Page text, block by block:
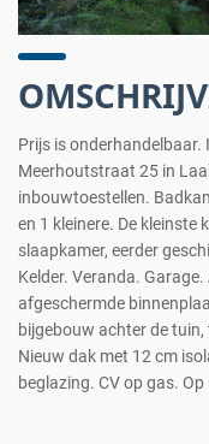
Prijs is
Meerhoutstraat 25 in
inbouwtoestellen.
en 1 kleinere. De kleinste
slaapkamer, eerder
Kelder. Veranda.
afgeschermde
bijgebouw achter de
Nieuw dak met 12 cm
beglazing. CV op gas.